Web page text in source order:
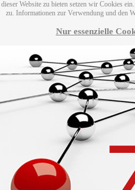
Website zu bieten setzen wir Cookies
zu. Informationen zur Verwendung und den
Nur essenzielle